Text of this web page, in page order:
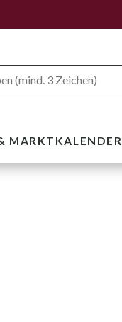
MARKTKALENDER